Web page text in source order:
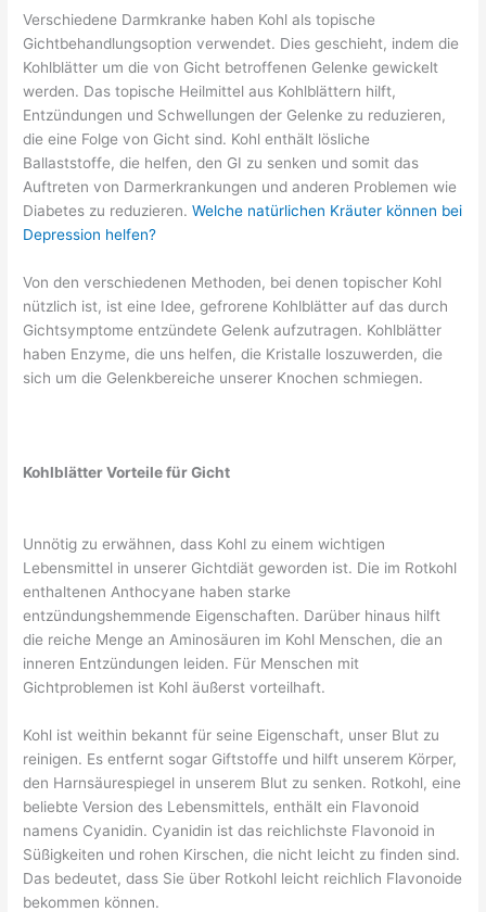
Verschiedene Darmkranke haben Kohl als topische
Gichtbehandlungsoption verwendet. Dies geschieht, indem die
Kohlblätter um die von Gicht betroffenen Gelenke gewickelt
werden. Das topische Heilmittel aus Kohlblättern hilft,
Entzündungen und Schwellungen der Gelenke zu reduzieren,
die eine Folge von Gicht sind. Kohl enthält lösliche
Ballaststoffe, die helfen, den GI zu senken und somit das
Auftreten von Darmerkrankungen und anderen Problemen wie
Diabetes zu reduzieren.Welche natürlichen Kräuter können bei
Depression helfen?
Von den verschiedenen Methoden, bei denen topischer Kohl
nützlich ist, ist eine Idee, gefrorene Kohlblätter auf das durch
Gichtsymptome entzündete Gelenk aufzutragen. Kohlblätter
haben Enzyme, die uns helfen, die Kristalle loszuwerden, die
sich um die Gelenkbereiche unserer Knochen schmiegen.
Kohlblätter Vorteile für Gicht
Unnötig zu erwähnen, dass Kohl zu einem wichtigen
Lebensmittel in unserer Gichtdiät geworden ist. Die im Rotkohl
enthaltenen Anthocyane haben starke
entzündungshemmende Eigenschaften. Darüber hinaus hilft
die reiche Menge an Aminosäuren im Kohl Menschen, die an
inneren Entzündungen leiden. Für Menschen mit
Gichtproblemen ist Kohl äußerst vorteilhaft.
Kohl ist weithin bekannt für seine Eigenschaft, unser Blut zu
reinigen. Es entfernt sogar Giftstoffe und hilft unserem Körper,
den Harnsäurespiegel in unserem Blut zu senken. Rotkohl, eine
beliebte Version des Lebensmittels, enthält ein Flavonoid
namens Cyanidin. Cyanidin ist das reichlichste Flavonoid in
Süßigkeiten und rohen Kirschen, die nicht leicht zu finden sind.
Das bedeutet, dass Sie über Rotkohl leicht reichlich Flavonoide
bekommen können.